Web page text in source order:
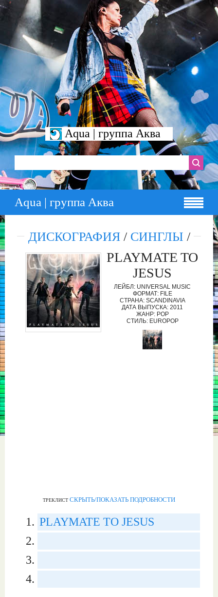
Aqua | группа Аква
Aqua | группа Аква
ДИСКОГРАФИЯ/ СИНГЛЫ /
PLAYMATE TO
JESUS
ЛЕЙБЛ: UNIVERSAL MUSIC
ФОРМАТ: FILE
СТРАНА: SCANDINAVIA
ДАТА ВЫПУСКА: 2011
ЖАНР: POP
СТИЛЬ: EUROPOP
ТРЕКЛИСТ СКРЫТЬ/ПОКАЗАТЬ ПОДРОБНОСТИ
PLAYMATE TO JESUS